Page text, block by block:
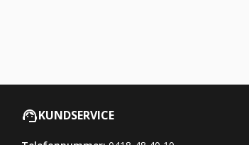
KUNDSERVICE